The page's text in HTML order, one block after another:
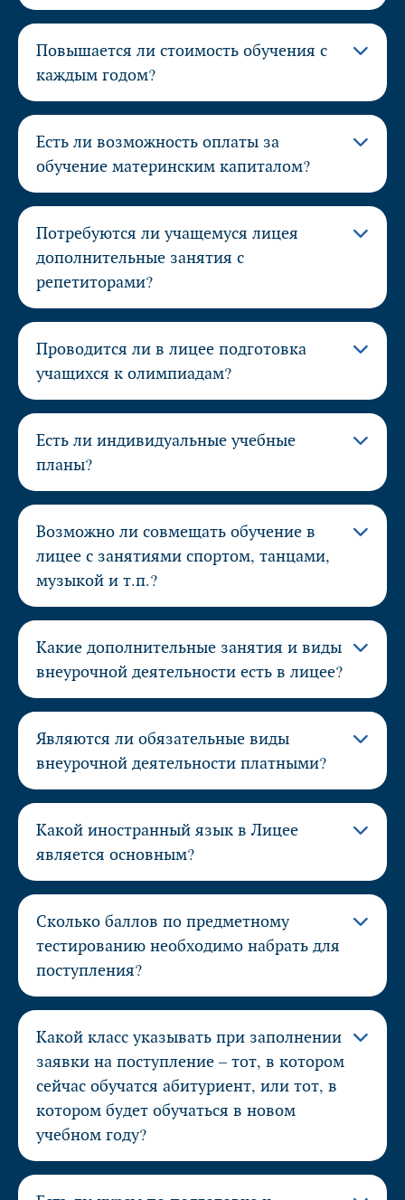
Повышается ли стоимость обучения с
каждым годом?
Есть ли возможность оплаты за
обучение материнским капиталом?
Потребуются ли учащемуся лицея
дополнительные занятия с
репетиторами?
Проводится ли в лицее подготовка
учащихся к олимпиадам?
Есть ли индивидуальные учебные
планы?
Возможно ли совмещать обучение в
лицее с занятиями спортом, танцами,
музыкой и т.п.?
Какие дополнительные занятия и виды
внеурочной деятельности есть в лицее?
Являются ли обязательные виды
внеурочной деятельности платными?
Какой иностранный язык в Лицее
является основным?
Сколько баллов по предметному
тестированию необходимо набрать для
поступления?
Какой класс указывать при заполнении
заявки на поступление – тот, в котором
сейчас обучатся абитуриент, или тот, в
котором будет обучаться в новом
учебном году?